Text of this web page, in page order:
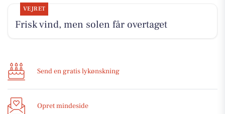
VEJRET
Frisk vind, men solen får overtaget
Send en gratis lykønskning
Opret mindeside